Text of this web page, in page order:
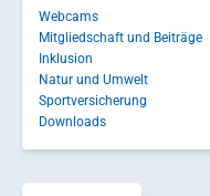
Webcams
Mitgliedschaft und Beiträge
Inklusion
Natur und Umwelt
Sportversicherung
Downloads